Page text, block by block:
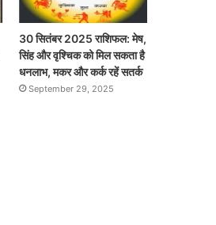
30 सितंबर 2025 राशिफल: मेष,
सिंह और वृश्चिक को मिल सकता है
धनलाभ, मकर और कर्क रहें सतर्क
September 29, 2025